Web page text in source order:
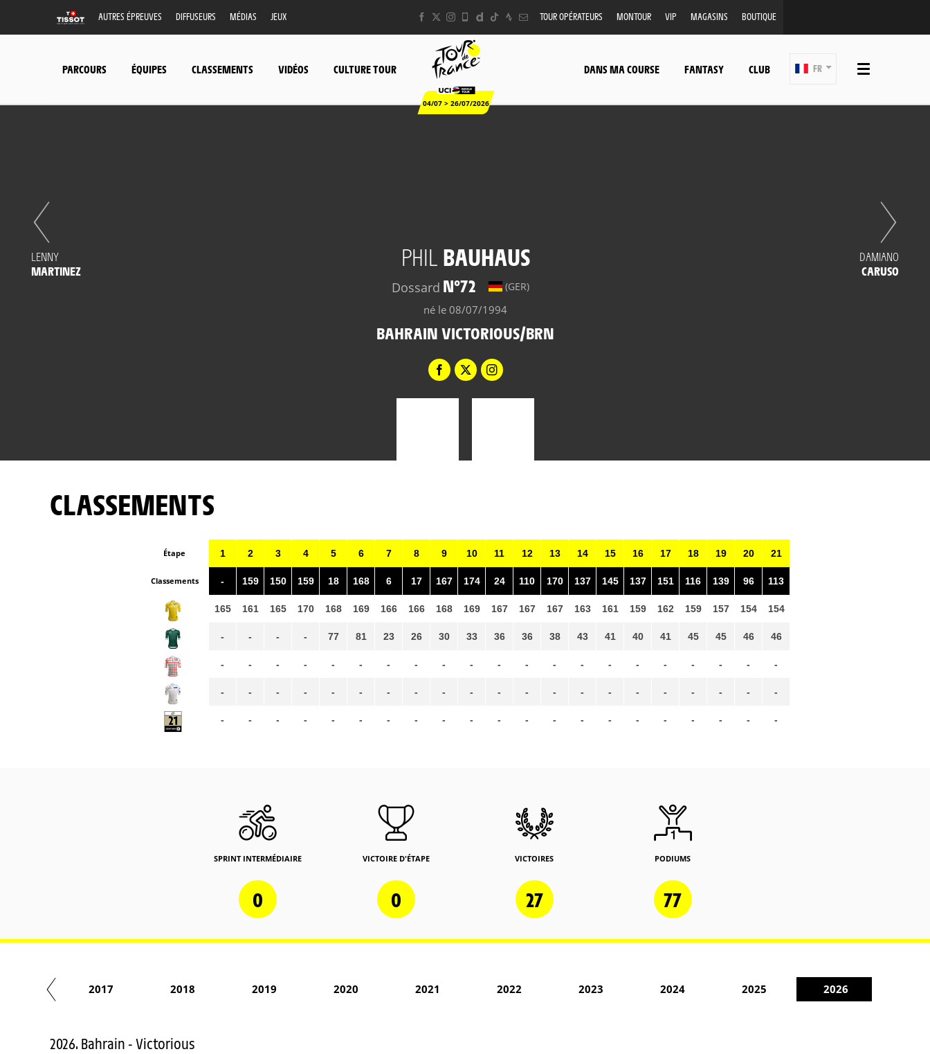
AUTRES ÉPREUVES DIFFUSEURS MÉDIAS JEUX TOUR OPÉRATEURS MONTOUR VIP MAGASINS BOUTIQUE
PARCOURS ÉQUIPES CLASSEMENTS VIDÉOS CULTURE TOUR
04/07 > 26/07/2026
DANS MA COURSE FANTASY CLUB FR
PHIL BAUHAUS
Dossard N°72 (GER)
né le 08/07/1994
BAHRAIN VICTORIOUS/BRN
LENNY
MARTINEZ
DAMIANO
CARUSO
CLASSEMENTS
Étape
Classements
1
-
165
-
-
-
-
2
159
161
-
-
-
-
3
150
165
-
-
-
-
4
159
170
-
-
-
-
5
18
168
77
-
-
-
6
168
169
81
-
-
-
7
6
166
23
-
-
-
8
17
166
26
-
-
-
9
167
168
30
-
-
-
10
174
169
33
-
-
-
11
24
167
36
-
-
-
12
110
167
36
-
-
-
13
170
167
38
-
-
-
14
137
163
43
-
-
-
15
145
161
41
-
-
-
16
137
159
40
-
-
-
17
151
162
41
-
-
-
18
116
159
45
-
-
-
19
139
157
45
-
-
-
20
96
154
46
-
-
-
21
113
154
46
-
-
-
SPRINT INTERMÉDIAIRE
0
VICTOIRE D'ÉTAPE
0
VICTOIRES
27
PODIUMS
77
2017 2018 2019 2020 2021 2022 2023 2024 2025 2026
2026. Bahrain - Victorious